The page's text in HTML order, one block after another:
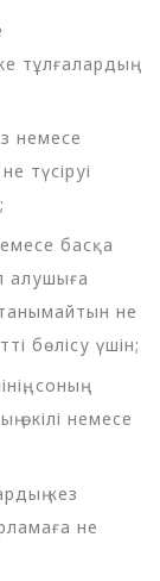
тұлғалардың
немесе
түсіруі
басқа
алушыға
не
бөлісу үшін;
соның
өкілі немесе
кез
не